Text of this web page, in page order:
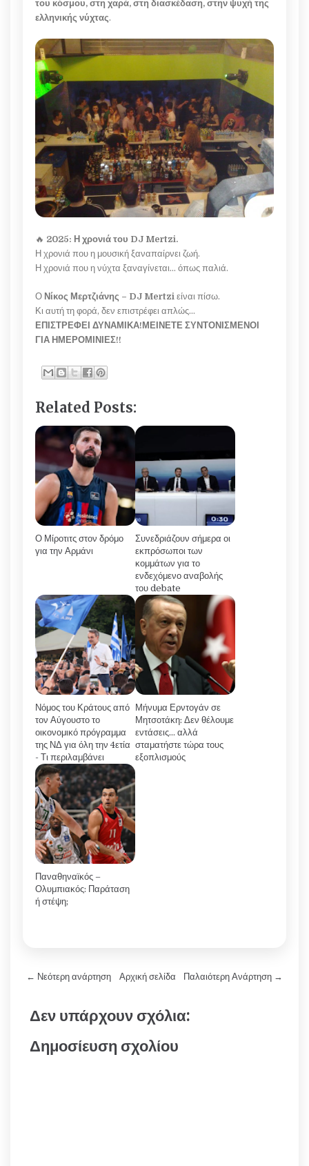
του κόσμου, στη χαρά, στη διασκέδαση, στην ψυχή της
ελληνικής νύχτας.
🔥 2025: Η χρονιά του DJ Mertzi.
Η χρονιά που η μουσική ξαναπαίρνει ζωή.
Η χρονιά που η νύχτα ξαναγίνεται... όπως παλιά.
Ο Νίκος Μερτζιάνης – DJ Mertzi είναι πίσω.
Κι αυτή τη φορά, δεν επιστρέφει απλώς...
ΕΠΙΣΤΡΕΦΕΙ ΔΥΝΑΜΙΚΑ!ΜΕΙΝΕΤΕ ΣΥΝΤΟΝΙΣΜΕΝΟΙ
ΓΙΑ ΗΜΕΡΟΜΙΝΙΕΣ!!
Related Posts:
Ο Μίροτιτς στον δρόμο
για την Αρμάνι
Συνεδριάζουν σήμερα οι
εκπρόσωποι των
κομμάτων για το
ενδεχόμενο αναβολής
του debate
Νόμος του Κράτους από
τον Αύγουστο το
οικονομικό πρόγραμμα
της ΝΔ για όλη την 4ετία
- Τι περιλαμβάνει
Μήνυμα Ερντογάν σε
Μητσοτάκη: Δεν θέλουμε
εντάσεις... αλλά
σταματήστε τώρα τους
εξοπλισμούς
Παναθηναϊκός –
Ολυμπιακός: Παράταση
ή στέψη;
← Νεότερη ανάρτηση Παλαιότερη Ανάρτηση →
Αρχική σελίδα
Δεν υπάρχουν σχόλια:
Δημοσίευση σχολίου